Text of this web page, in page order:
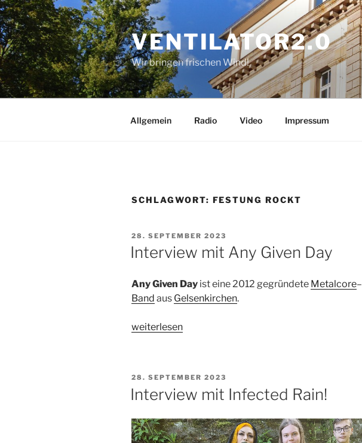
Zum
Inhalt
springen
VENTILATOR2.0
Wir bringen frischen Wind!
Allgemein Radio Video Impressum
SCHLAGWORT: FESTUNG ROCKT
VERÖFFENTLICHT
AM
28. SEPTEMBER 2023
Interview mit Any Given Day
Any Given Day ist eine 2012 gegründete Metalcore–
Band aus Gelsenkirchen.
„Interview
Day“
weiterlesen
VERÖFFENTLICHT
28. SEPTEMBER 2023
Interview mit Infected Rain!